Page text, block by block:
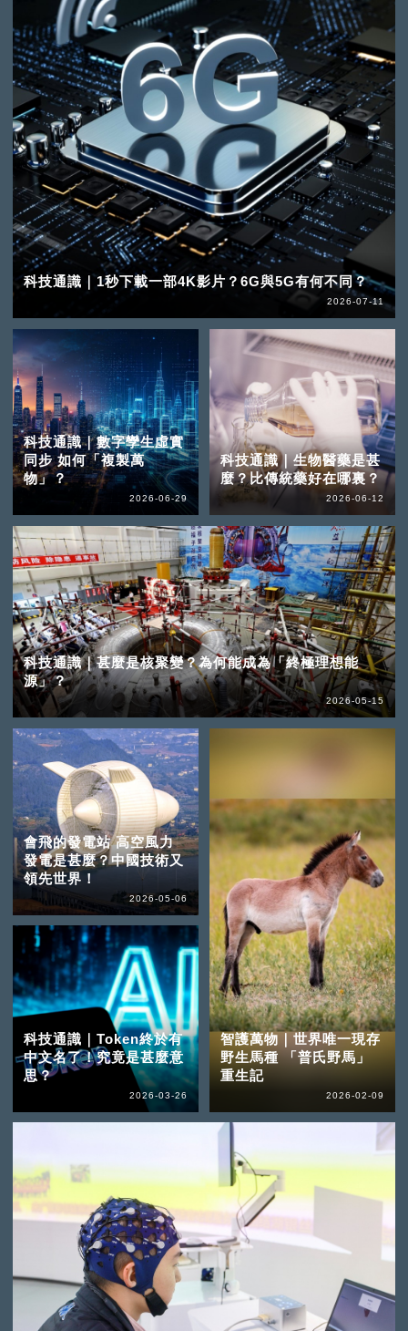
科技通識｜1秒下載一部4K影片？6G與5G有何不同？
2026-07-11
科技通識｜數字孿生虛實
同步 如何「複製萬
物」？
2026-06-29
科技通識｜生物醫藥是甚
麼？比傳統藥好在哪裏？
2026-06-12
科技通識｜甚麼是核聚變？為何能成為「終極理想能
源」？
2026-05-15
會飛的發電站 高空風力
發電是甚麼？中國技術又
領先世界！
2026-05-06
科技通識｜Token終於有
中文名了！究竟是甚麼意
思？
2026-03-26
智護萬物｜世界唯一現存
野生馬種 「普氏野馬」
重生記
2026-02-09